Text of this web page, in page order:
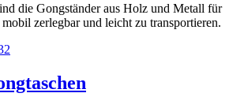
die Gongständer aus Holz und Metall für
zerlegbar und leicht zu transportieren.